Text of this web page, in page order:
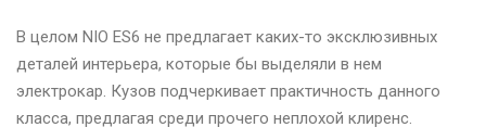
В целом NIO ES6 не предлагает каких-то эксклюзивных
деталей интерьера, которые бы выделяли в нем
электрокар. Кузов подчеркивает практичность данного
класса, предлагая среди прочего неплохой клиренс.